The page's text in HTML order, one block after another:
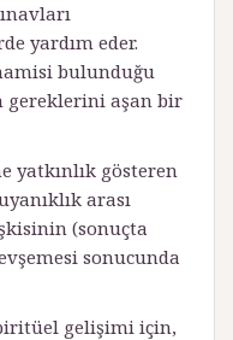
yardım eder.
bulunduğu
gereklerini aşan bir
yatkınlık gösteren
arası
(sonuçta
sonucunda
gelişimi için,